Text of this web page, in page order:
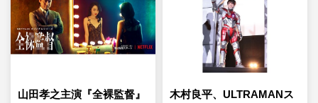
山田孝之主演『全裸監督』
木村良平、ULTRAMANス